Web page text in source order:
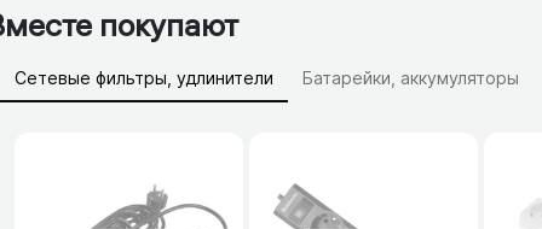
покупают
Сетевые фильтры, удлинители Батарейки, аккумуляторы